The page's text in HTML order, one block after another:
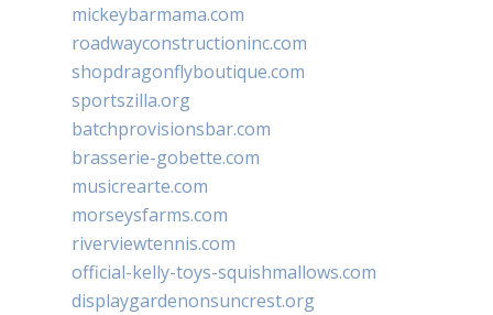
mickeybarmama.com
roadwayconstructioninc.com
shopdragonflyboutique.com
sportszilla.org
batchprovisionsbar.com
brasserie-gobette.com
musicrearte.com
morseysfarms.com
riverviewtennis.com
official-kelly-toys-squishmallows.com
displaygardenonsuncrest.org